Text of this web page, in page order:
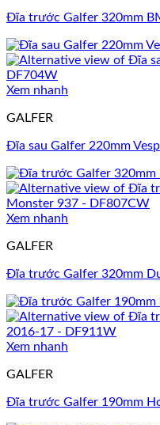
Đĩa trước Galfer 320mm
Xem nhanh
GALFER
Đĩa sau Galfer 220mm
Xem nhanh
GALFER
Đĩa trước Galfer 320mm
Xem nhanh
GALFER
Đĩa trước Galfer 190mm